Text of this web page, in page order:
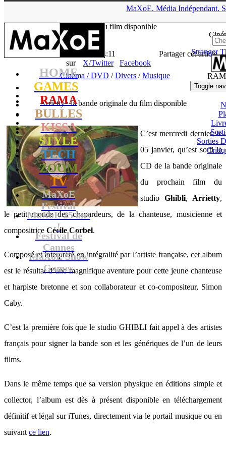
MaXoE. Média Indépendant.
HOME
GAMES
RAMA
BULLES
KISSA
STYLE
TECH
ZOOM
TV
MaXoE
Festival
MaXoE 25 ans
!
Festival de
Cannes
MaXoE Show
Games
Ciné
Stranger
Toggle
Sorties
originale du film disponible
- 07.01.11, 14:11
Partager cet article
sur
X/Twitter
Facebook
Cinéma / DVD /Divers/Musique
Arrietty : la bande originale du film disponible
C’est mercredi dernier, le
05 janvier, qu’est sorti le
CD de la bande originale
du prochain film du
studio Ghibli, Arrietty,
le petit monde des chapardeurs, de la chanteuse, musicienne et
compositrice Cécile Corbel.
Composé et interprété en intégralité par l’artiste française, cet album
est le résultat d’une magnifique aventure pour cette jeune chanteuse
et harpiste bretonne et son collaborateur et co-compositeur, Simon
Caby.
C’est la première fois que le studio GHIBLI fait appel à des artistes
français pour signer la bande son et les génériques de l’un de leurs
films.
Dans le même temps que sa version physique en éditions simple et
collector, l’album est dès à présent disponible en téléchargement
définitif et légal sur iTunes, directement via le portail musique ou en
suivant ce lien.